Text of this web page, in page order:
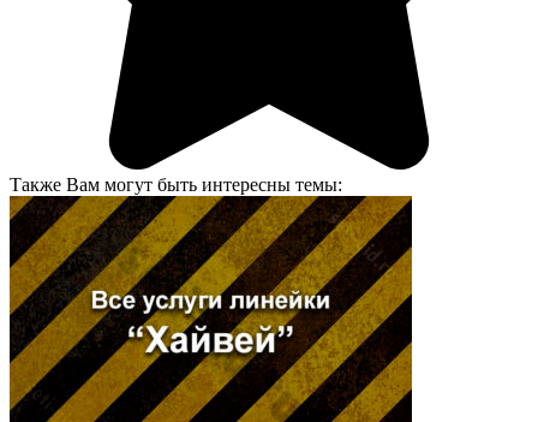
Также Вам могут быть интересны темы: